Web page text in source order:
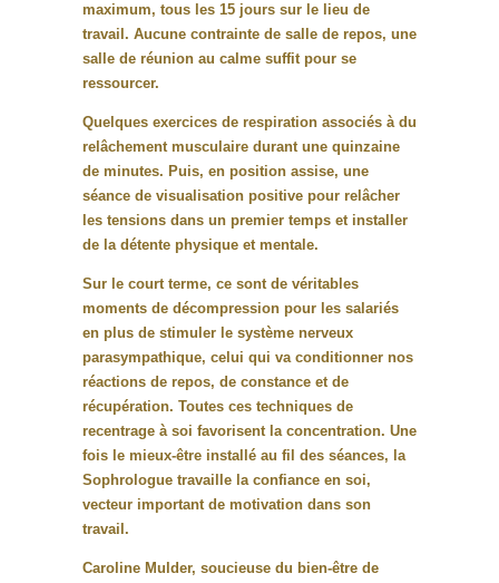
maximum, tous les 15 jours sur le lieu de
travail. Aucune contrainte de salle de repos, une
salle de réunion au calme suffit pour se
ressourcer.
Quelques exercices de respiration associés à du
relâchement musculaire durant une quinzaine
de minutes. Puis, en position assise, une
séance de visualisation positive pour relâcher
les tensions dans un premier temps et installer
de la détente physique et mentale.
Sur le court terme, ce sont de véritables
moments de décompression pour les salariés
en plus de stimuler le système nerveux
parasympathique, celui qui va conditionner nos
réactions de repos, de constance et de
récupération. Toutes ces techniques de
recentrage à soi favorisent la concentration. Une
fois le mieux-être installé au fil des séances, la
Sophrologue travaille la confiance en soi,
vecteur important de motivation dans son
travail.
Caroline Mulder, soucieuse du bien-être de